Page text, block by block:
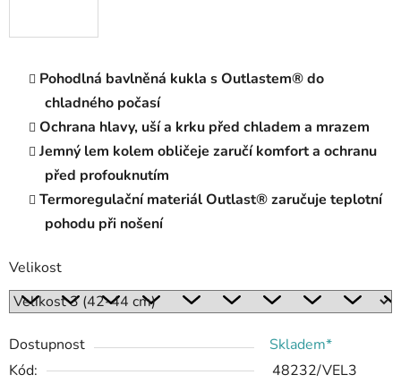
Pohodlná bavlněná kukla s Outlastem® do
chladného počasí
Ochrana hlavy, uší a krku před chladem a mrazem
Jemný lem kolem obličeje zaručí komfort a ochranu
před profouknutím
Termoregulační materiál Outlast® zaručuje teplotní
pohodu při nošení
Velikost
Dostupnost
Skladem*
Kód:
48232/VEL3